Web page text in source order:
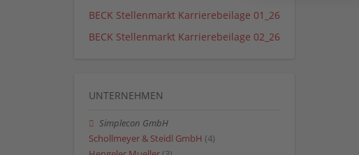
BECK Stellenmarkt Karrierebeilage 01_26
BECK Stellenmarkt Karrierebeilage 02_26
UNTERNEHMEN
Simplecon GmbH
Schollmeyer & Steidl GmbH (4)